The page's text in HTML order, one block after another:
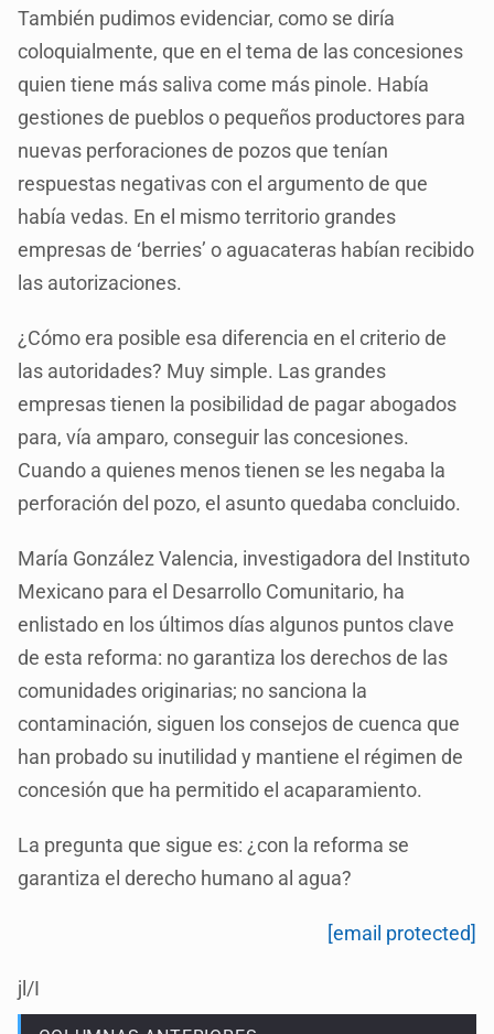
También pudimos evidenciar, como se diría
coloquialmente, que en el tema de las concesiones
quien tiene más saliva come más pinole. Había
gestiones de pueblos o pequeños productores para
nuevas perforaciones de pozos que tenían
respuestas negativas con el argumento de que
había vedas. En el mismo territorio grandes
empresas de ‘berries’ o aguacateras habían recibido
las autorizaciones.
¿Cómo era posible esa diferencia en el criterio de
las autoridades? Muy simple. Las grandes
empresas tienen la posibilidad de pagar abogados
para, vía amparo, conseguir las concesiones.
Cuando a quienes menos tienen se les negaba la
perforación del pozo, el asunto quedaba concluido.
María González Valencia, investigadora del Instituto
Mexicano para el Desarrollo Comunitario, ha
enlistado en los últimos días algunos puntos clave
de esta reforma: no garantiza los derechos de las
comunidades originarias; no sanciona la
contaminación, siguen los consejos de cuenca que
han probado su inutilidad y mantiene el régimen de
concesión que ha permitido el acaparamiento.
La pregunta que sigue es: ¿con la reforma se
garantiza el derecho humano al agua?
[email protected]
jl/I